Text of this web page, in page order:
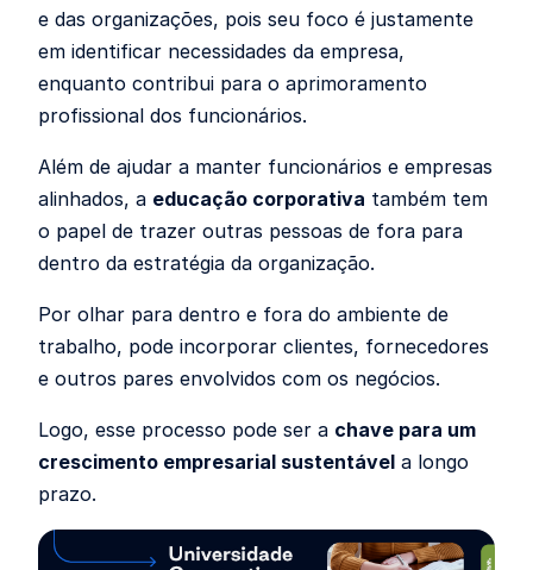
e das organizações, pois seu foco é justamente
em identificar necessidades da empresa,
enquanto contribui para o aprimoramento
profissional dos funcionários.
Além de ajudar a manter funcionários e empresas
alinhados, a educação corporativa também tem
o papel de trazer outras pessoas de fora para
dentro da estratégia da organização.
Por olhar para dentro e fora do ambiente de
trabalho, pode incorporar clientes, fornecedores
e outros pares envolvidos com os negócios.
Logo, esse processo pode ser a chave para um
crescimento empresarial sustentável a longo
prazo.